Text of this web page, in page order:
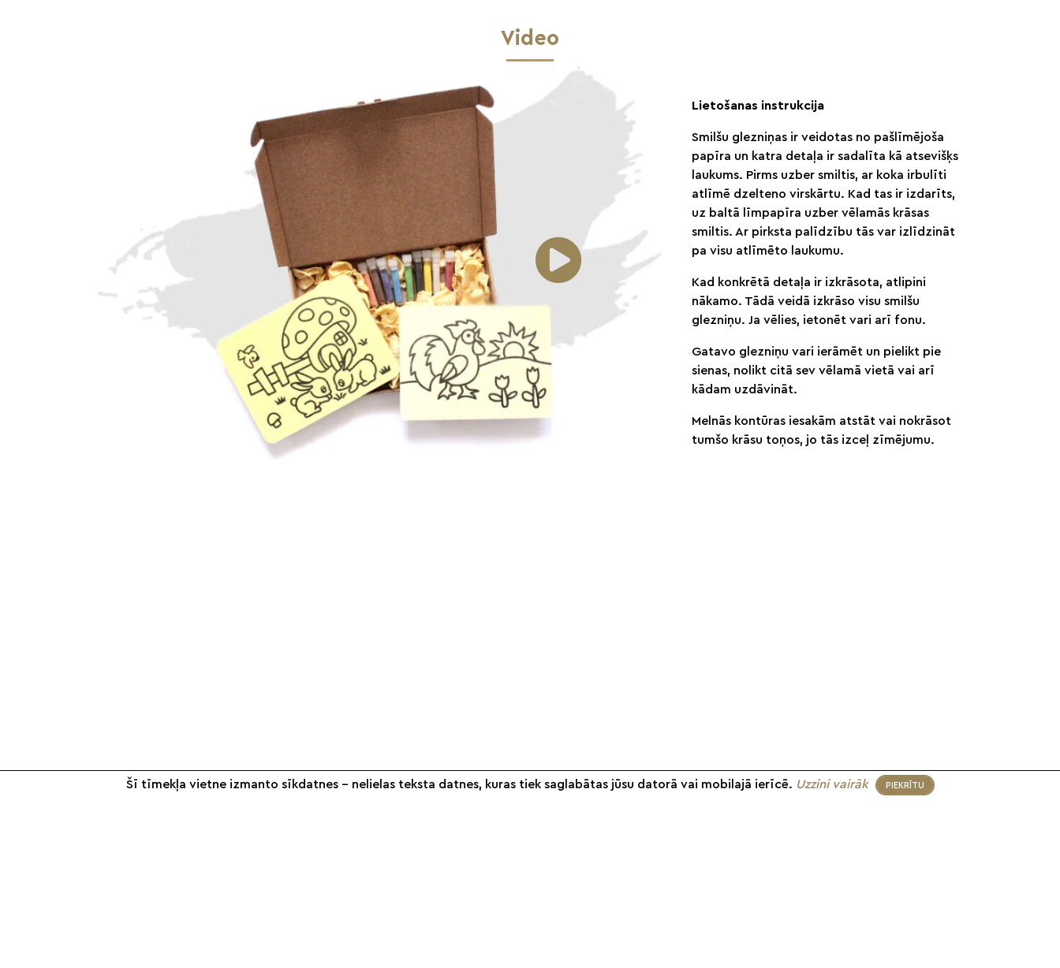
Šī tīmekļa vietne izmanto sīkdatnes – nelielas teksta datnes, kuras tiek saglabātas jūsu datorā vai mobilajā ierīcē. Uzzini vairāk PIEKRĪTU
Video
Lietošanas instrukcija
Smilšu glezniņas ir veidotas no pašlīmējoša
papīra un katra detaļa ir sadalīta kā atsevišķs
laukums. Pirms uzber smiltis, ar koka irbulīti
atlīmē dzelteno virskārtu. Kad tas ir izdarīts,
uz baltā līmpapīra uzber vēlamās krāsas
smiltis. Ar pirksta palīdzību tās var izlīdzināt
pa visu atlīmēto laukumu.
Kad konkrētā detaļa ir izkrāsota, atlipini
nākamo. Tādā veidā izkrāso visu smilšu
glezniņu. Ja vēlies, ietonēt vari arī fonu.
Gatavo glezniņu vari ierāmēt un pielikt pie
sienas, nolikt citā sev vēlamā vietā vai arī
kādam uzdāvināt.
Melnās kontūras iesakām atstāt vai nokrāsot
tumšo krāsu toņos, jo tās izceļ zīmējumu.